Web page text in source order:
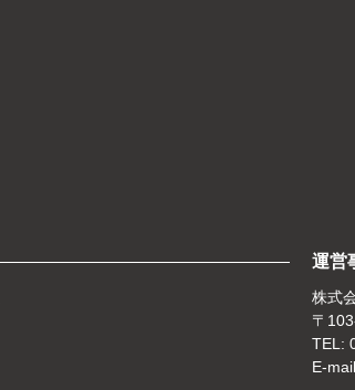
運営
株式
〒
TEL:
E-